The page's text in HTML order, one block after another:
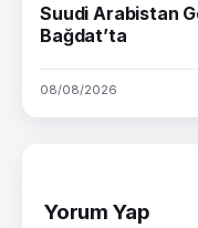
Suudi Arabistan
Bağdat’ta
08/08/2026
Yorum Yap